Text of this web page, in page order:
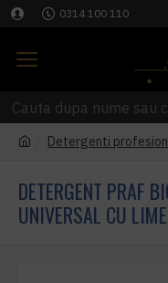
0314 100 110
Detergenti
DETERGENT PRAF
UNIVERSAL CU